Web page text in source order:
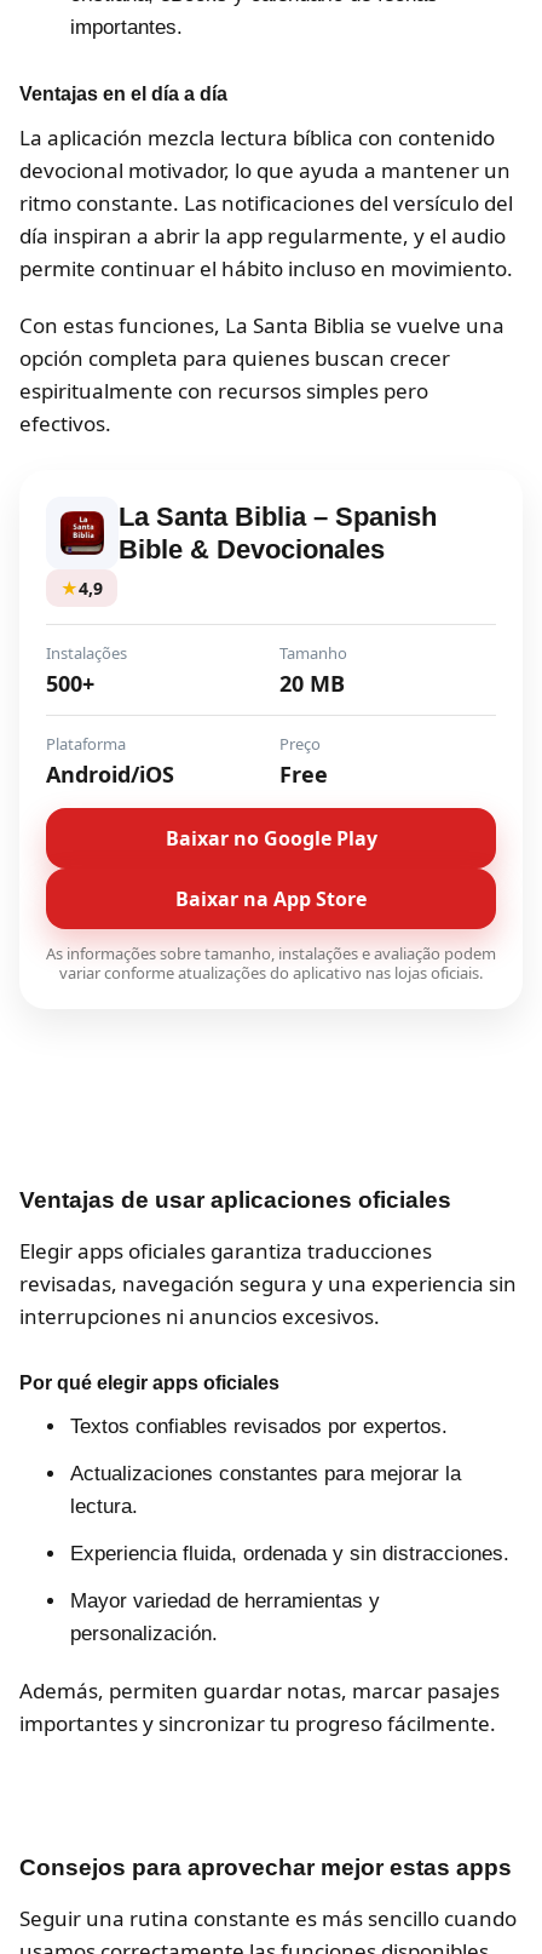
importantes.
Ventajas en el día a día
La aplicación mezcla lectura bíblica con contenido
devocional motivador, lo que ayuda a mantener un
ritmo constante. Las notificaciones del versículo del
día inspiran a abrir la app regularmente, y el audio
permite continuar el hábito incluso en movimiento.
Con estas funciones, La Santa Biblia se vuelve una
opción completa para quienes buscan crecer
espiritualmente con recursos simples pero
efectivos.
La Santa Biblia – Spanish
Bible & Devocionales
★4,9
Instalações
500+
Tamanho
20 MB
Plataforma
Android/iOS
Preço
Free
Baixar no Google Play
Baixar na App Store
As informações sobre tamanho, instalações e avaliação podem
variar conforme atualizações do aplicativo nas lojas oficiais.
Ventajas de usar aplicaciones oficiales
Elegir apps oficiales garantiza traducciones
revisadas, navegación segura y una experiencia sin
interrupciones ni anuncios excesivos.
Por qué elegir apps oficiales
Textos confiables revisados por expertos.
Actualizaciones constantes para mejorar la
lectura.
Experiencia fluida, ordenada y sin distracciones.
Mayor variedad de herramientas y
personalización.
Además, permiten guardar notas, marcar pasajes
importantes y sincronizar tu progreso fácilmente.
Consejos para aprovechar mejor estas apps
Seguir una rutina constante es más sencillo cuando